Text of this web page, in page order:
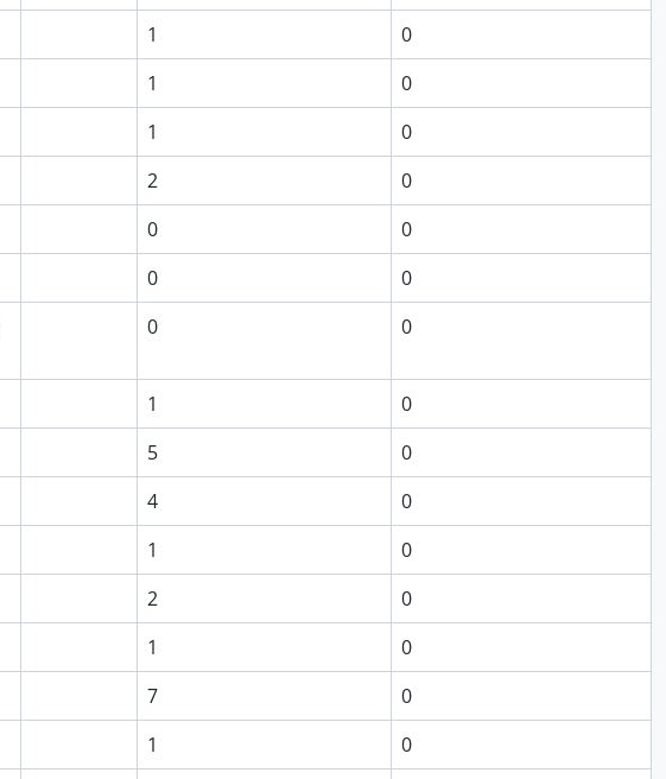
1
0
1
0
1
0
2
0
0
0
0
0
0 0
1
0
5
0
4
0
1
0
2
0
1
0
7
0
1 0